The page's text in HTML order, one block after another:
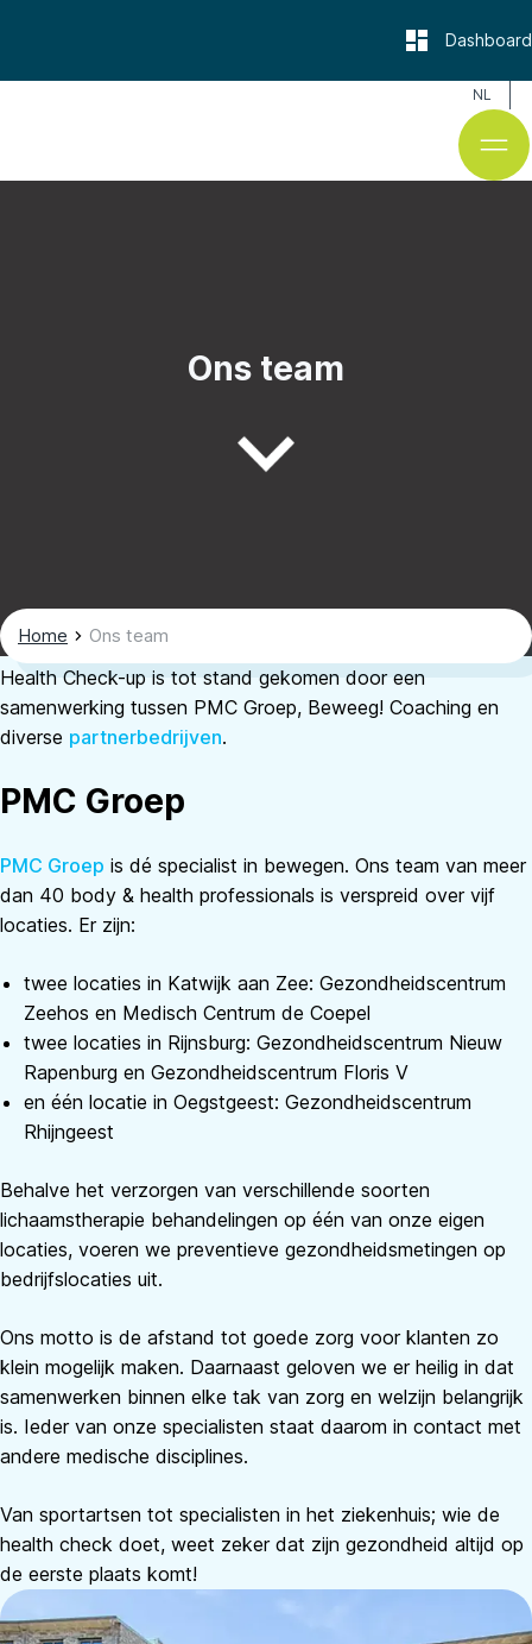
Dashboard
NL
Ons team
Home Ons team
Health Check-up is tot stand gekomen door een
samenwerking tussen PMC Groep, Beweeg! Coaching en
diverse partnerbedrijven.
PMC Groep
PMC Groep is dé specialist in bewegen. Ons team van meer
dan 40 body & health professionals is verspreid over vijf
locaties. Er zijn:
twee locaties in Katwijk aan Zee: Gezondheidscentrum
Zeehos en Medisch Centrum de Coepel
twee locaties in Rijnsburg: Gezondheidscentrum Nieuw
Rapenburg en Gezondheidscentrum Floris V
en één locatie in Oegstgeest: Gezondheidscentrum
Rhijngeest
Behalve het verzorgen van verschillende soorten
lichaamstherapie behandelingen op één van onze eigen
locaties, voeren we preventieve gezondheidsmetingen op
bedrijfslocaties uit.
Ons motto is de afstand tot goede zorg voor klanten zo
klein mogelijk maken. Daarnaast geloven we er heilig in dat
samenwerken binnen elke tak van zorg en welzijn belangrijk
is. Ieder van onze specialisten staat daarom in contact met
andere medische disciplines.
Van sportartsen tot specialisten in het ziekenhuis; wie de
health check doet, weet zeker dat zijn gezondheid altijd op
de eerste plaats komt!